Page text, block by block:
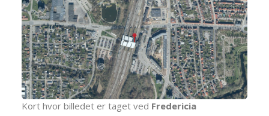
Kort hvor billedet er taget ved Fredericia